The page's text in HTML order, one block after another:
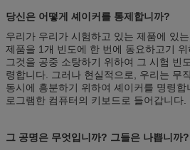
당신은 어떻게 셰이커를 통제합니까?
우리가 우리가 시험하고 있는 제품에 있
제품을 1개 빈도에 한 번에 동요하고기
그것을 공중 소탕하기 위하여 그 시험 빈
령합니다. 그러나 현실적으로, 우리는 무
동시에 흥분하기 위하여 셰이커를 명령
로그램한 컴퓨터의 키보드로 들어갑니다.
그 공명은 무엇입니까? 그들은 나쁩니까?